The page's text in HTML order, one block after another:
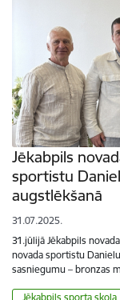
Jēkabpils
sportistu
augstlēkšanā
31.07.2025.
31.jūlijā Jēkabpils
novada sportistu
sasniegumu – bronzas
Jēkabpils sporta skola